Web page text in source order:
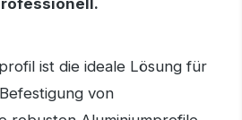
ist die ideale Lösung für
von